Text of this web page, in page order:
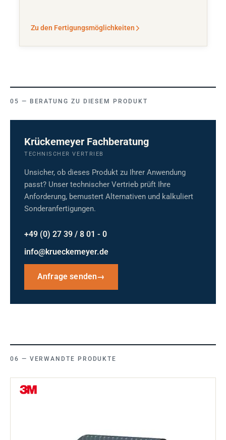
Zu den Fertigungsmöglichkeiten
BERATUNG ZU DIESEM PRODUKT
Krückemeyer Fachberatung
TECHNISCHER VERTRIEB
Unsicher, ob dieses Produkt zu Ihrer Anwendung
passt? Unser technischer Vertrieb prüft Ihre
Anforderung, bemustert Alternativen und kalkuliert
Sonderanfertigungen.
+49 (0) 27 39 / 8 01 - 0
info@krueckemeyer.de
Anfrage senden→
VERWANDTE PRODUKTE